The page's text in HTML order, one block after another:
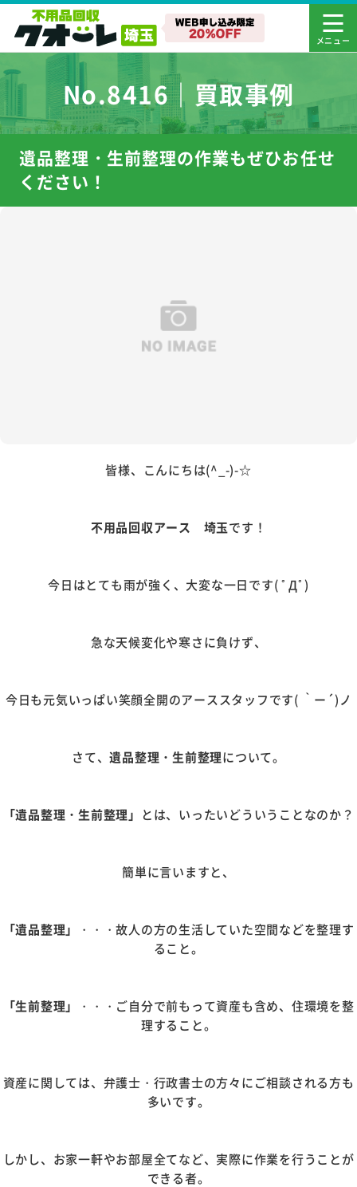
No.8416｜買取事例
遺品整理・生前整理の作業もぜひお任せ
ください！
皆様、こんにちは(^_-)-☆
不用品回収アース 埼玉です！
今日はとても雨が強く、大変な一日です( ﾟДﾟ)
急な天候変化や寒さに負けず、
今日も元気いっぱい笑顔全開のアーススタッフです( ｀ー´)ノ
さて、遺品整理・生前整理について。
「遺品整理・生前整理」 とは、いったいどういうことなのか？
簡単に言いますと、
「遺品整理」
・・・故人の方の生活していた空間などを整理す
ること。
「生前整理」
・・・ご自分で前もって資産も含め、住環境を整
理すること。
資産に関しては、弁護士・行政書士の方々にご相談される方も
多いです。
しかし、お家一軒やお部屋全てなど、実際に作業を行うことが
できる者。